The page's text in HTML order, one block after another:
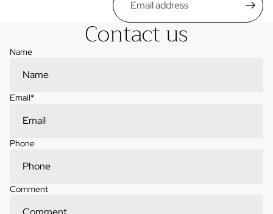
Contact us
Name
Email*
Phone
Comment